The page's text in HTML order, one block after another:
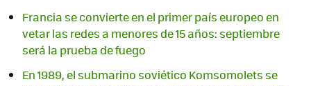
Francia se convierte en el primer país europeo en
vetar las redes a menores de 15 años: septiembre
será la prueba de fuego
En 1989, el submarino soviético Komsomolets se